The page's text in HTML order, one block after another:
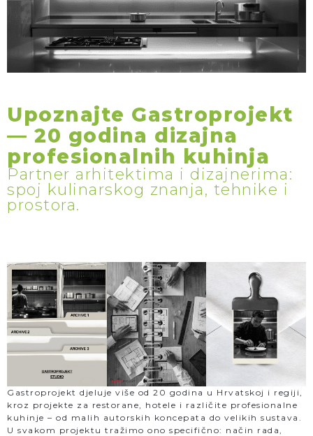
Upoznajte Gastroprojekt
— 20 godina dizajna
profesionalnih kuhinja
Partner arhitektima i dizajnerima:
spoj kulinarskog znanja, tehnike i
prostora.
Gastroprojekt djeluje više od 20 godina u Hrvatskoj i regiji,
kroz projekte za restorane, hotele i različite profesionalne
kuhinje – od malih autorskih koncepata do velikih sustava.
U svakom projektu tražimo ono specifično: način rada,